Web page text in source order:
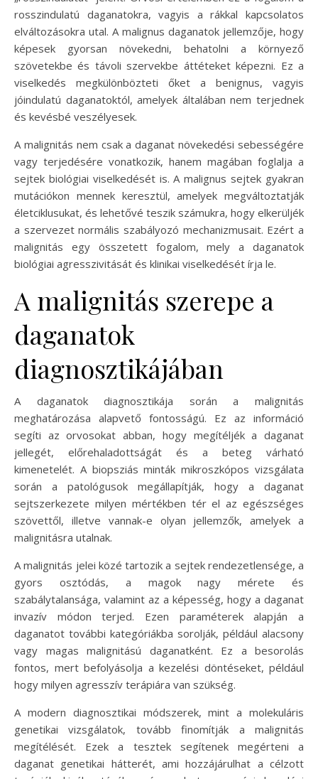
rosszindulatú daganatokra, vagyis a rákkal kapcsolatos
elváltozásokra utal. A malignus daganatok jellemzője, hogy
képesek gyorsan növekedni, behatolni a környező
szövetekbe és távoli szervekbe áttéteket képezni. Ez a
viselkedés megkülönbözteti őket a benignus, vagyis
jóindulatú daganatoktól, amelyek általában nem terjednek
és kevésbé veszélyesek.
A malignitás nem csak a daganat növekedési sebességére
vagy terjedésére vonatkozik, hanem magában foglalja a
sejtek biológiai viselkedését is. A malignus sejtek gyakran
mutációkon mennek keresztül, amelyek megváltoztatják
életciklusukat, és lehetővé teszik számukra, hogy elkerüljék
a szervezet normális szabályozó mechanizmusait. Ezért a
malignitás egy összetett fogalom, mely a daganatok
biológiai agresszivitását és klinikai viselkedését írja le.
A malignitás szerepe a
daganatok
diagnosztikájában
A daganatok diagnosztikája során a malignitás
meghatározása alapvető fontosságú. Ez az információ
segíti az orvosokat abban, hogy megítéljék a daganat
jellegét, előrehaladottságát és a beteg várható
kimenetelét. A biopsziás minták mikroszkópos vizsgálata
során a patológusok megállapítják, hogy a daganat
sejtszerkezete milyen mértékben tér el az egészséges
szövettől, illetve vannak-e olyan jellemzők, amelyek a
malignitásra utalnak.
A malignitás jelei közé tartozik a sejtek rendezetlensége, a
gyors osztódás, a magok nagy mérete és
szabálytalansága, valamint az a képesség, hogy a daganat
invazív módon terjed. Ezen paraméterek alapján a
daganatot további kategóriákba sorolják, például alacsony
vagy magas malignitású daganatként. Ez a besorolás
fontos, mert befolyásolja a kezelési döntéseket, például
hogy milyen agresszív terápiára van szükség.
A modern diagnosztikai módszerek, mint a molekuláris
genetikai vizsgálatok, tovább finomítják a malignitás
megítélését. Ezek a tesztek segítenek megérteni a
daganat genetikai hátterét, ami hozzájárulhat a célzott